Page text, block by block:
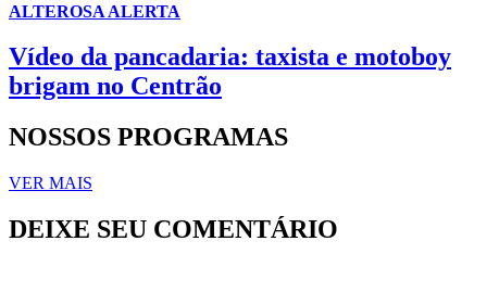
ALTEROSA ALERTA
Vídeo da pancadaria: taxista e motoboy
brigam no Centrão
NOSSOS PROGRAMAS
VER MAIS
DEIXE SEU COMENTÁRIO